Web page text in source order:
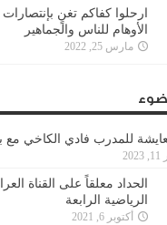
ارحلوا كفاكم تغنٍ بإنتصارات
الأوهام للناس والجماهير
مارس 25, 2022
للمدرب فادي الكاخي مع
الحداد معلقاً على القناة
الرياضية الرابعة
أكتوبر 6, 2021